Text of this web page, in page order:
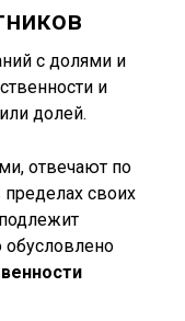
с долями и
и
долей.
отвечают по
пределах своих